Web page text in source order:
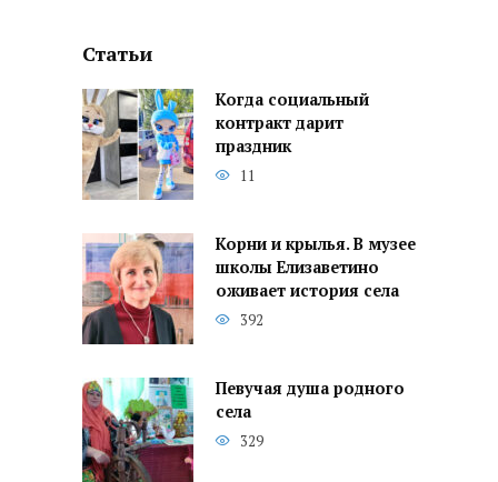
Статьи
Когда социальный
контракт дарит
праздник
11
Корни и крылья. В музее
школы Елизаветино
оживает история села
392
Певучая душа родного
села
329